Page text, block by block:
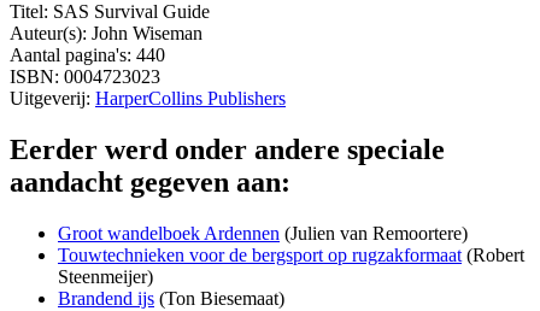
Titel: SAS Survival Guide
Auteur(s): John Wiseman
Aantal pagina's: 440
ISBN: 0004723023
Uitgeverij: HarperCollins Publishers
Eerder werd onder andere speciale
aandacht gegeven aan:
Groot wandelboek Ardennen (Julien van Remoortere)
Touwtechnieken voor de bergsport op rugzakformaat (Robert
Steenmeijer)
Brandend ijs (Ton Biesemaat)